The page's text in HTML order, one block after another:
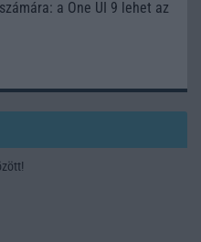
a One UI 9 lehet az